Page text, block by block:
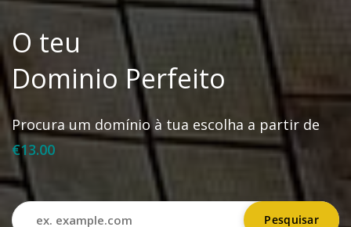
O teu
Dominio Perfeito
Procura um domínio à tua escolha a partir de
€13.00